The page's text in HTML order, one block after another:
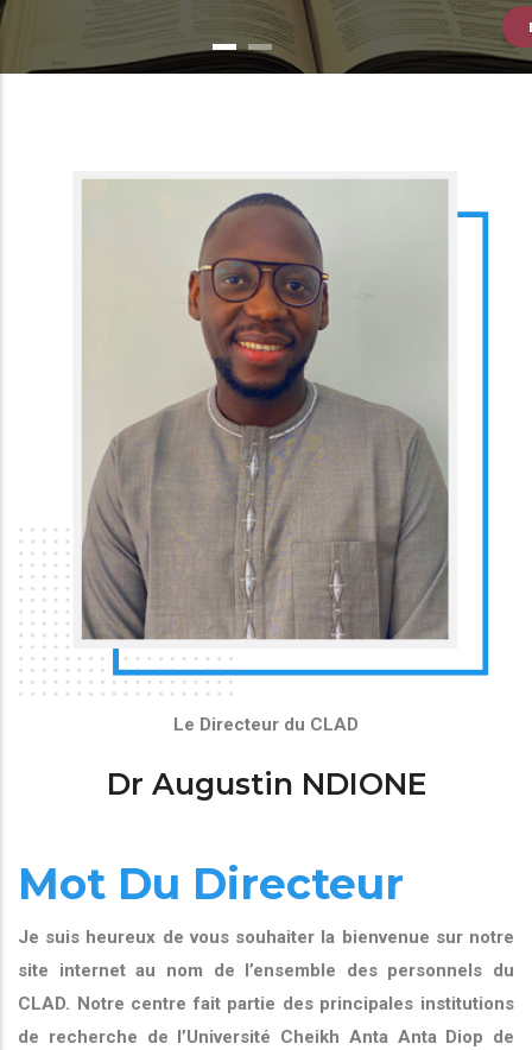
Le Directeur du CLAD
Dr Augustin NDIONE
Mot Du Directeur
Je suis heureux de vous souhaiter la bienvenue sur notre
site internet au nom de l’ensemble des personnels du
CLAD. Notre centre fait partie des principales institutions
de recherche de l’Université Cheikh Anta Anta Diop de